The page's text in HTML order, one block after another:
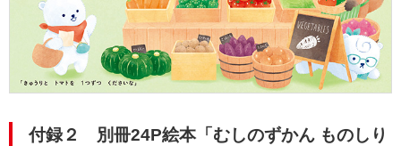
付録２ 別冊24P絵本「むしのずかん ものしり